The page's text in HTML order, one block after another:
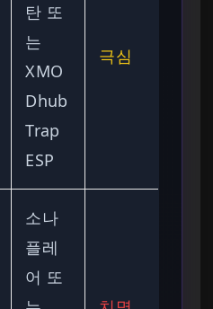
탄 또
는
XMO
Dhub
Trap
ESP
극심
소나
플레
어 또